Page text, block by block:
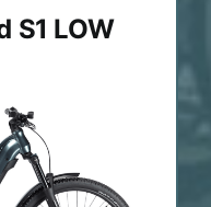
S1 LOW